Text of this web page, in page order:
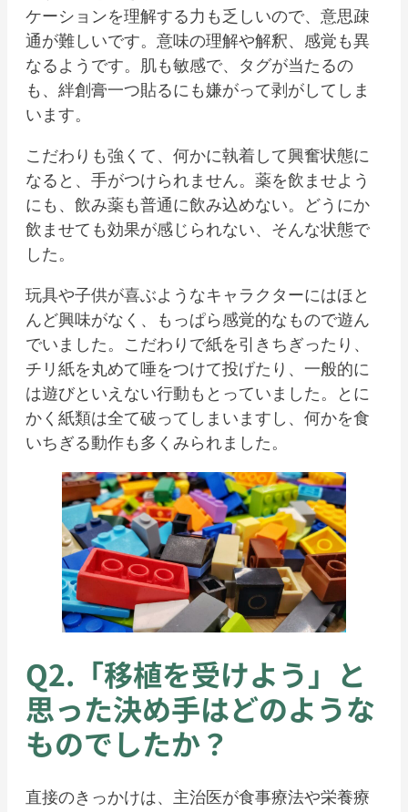
ケーションを理解する力も乏しいので、意思疎
通が難しいです。意味の理解や解釈、感覚も異
なるようです。肌も敏感で、タグが当たるの
も、絆創膏一つ貼るにも嫌がって剥がしてしま
います。
こだわりも強くて、何かに執着して興奮状態に
なると、手がつけられません。薬を飲ませよう
にも、飲み薬も普通に飲み込めない。どうにか
飲ませても効果が感じられない、そんな状態で
した。
玩具や子供が喜ぶようなキャラクターにはほと
んど興味がなく、もっぱら感覚的なもので遊ん
でいました。こだわりで紙を引きちぎったり、
チリ紙を丸めて唾をつけて投げたり、一般的に
は遊びといえない行動もとっていました。とに
かく紙類は全て破ってしまいますし、何かを食
いちぎる動作も多くみられました。
Q2.「移植を受けよう」と
思った決め手はどのような
ものでしたか？
直接のきっかけは、主治医が食事療法や栄養療